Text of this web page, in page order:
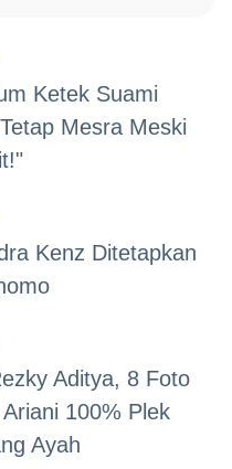
Ketek Suami
Mesra Meski
Kenz Ditetapkan
Aditya, 8 Foto
100% Plek
Ayah